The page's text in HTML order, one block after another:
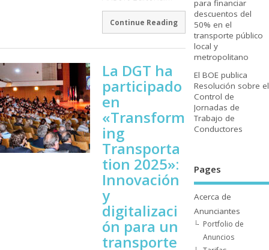
Continue Reading
La DGT ha
participado
en
«Transform
ing
Transporta
tion 2025»:
Innovación
y
digitalizaci
ón para un
transporte
para financiar
descuentos del
50% en el
transporte público
local y
metropolitano
El BOE publica
Resolución sobre el
Control de
Jornadas de
Trabajo de
Conductores
Pages
Acerca de
Anunciantes
Portfolio de
Anuncios